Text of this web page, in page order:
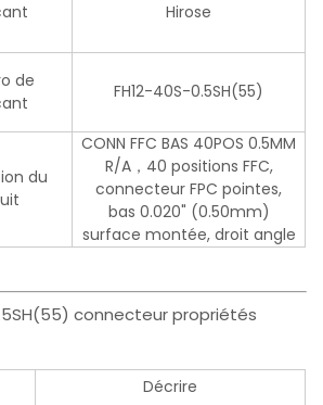
Hirose
de
FH12-40S-0.5SH(55)
du
CONN FFC BAS 40POS 0.5MM
R/A，40 positions FFC,
connecteur FPC pointes,
bas 0.020" (0.50mm)
surface montée, droit angle
connecteur propriétés
Décrire